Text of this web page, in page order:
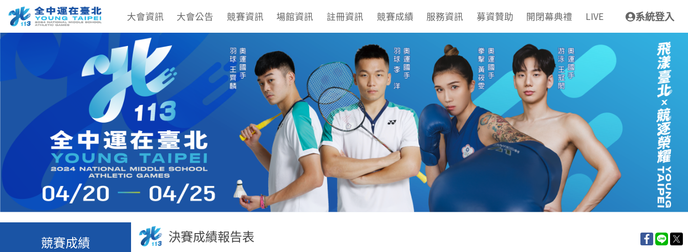
大會資訊 大會公告 競賽資訊 場館資訊 註冊資訊 競賽成績 服務資訊 募資贊助 開閉幕典禮 LIVE 系統登入
競賽成績 決賽成績報告表